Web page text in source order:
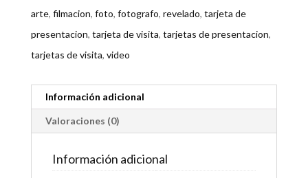
arte, filmacion, foto, fotografo, revelado, tarjeta de
presentacion, tarjeta de visita, tarjetas de presentacion,
tarjetas de visita, video
Información adicional
Valoraciones (0)
Información adicional